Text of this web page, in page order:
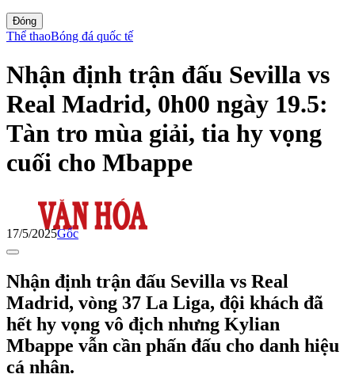
Đóng
Thể thaoBóng đá quốc tế
Nhận định trận đấu Sevilla vs
Real Madrid, 0h00 ngày 19.5:
Tàn tro mùa giải, tia hy vọng
cuối cho Mbappe
17/5/2025Gốc
Nhận định trận đấu Sevilla vs Real
Madrid, vòng 37 La Liga, đội khách đã
hết hy vọng vô địch nhưng Kylian
Mbappe vẫn cần phấn đấu cho danh hiệu
cá nhân.